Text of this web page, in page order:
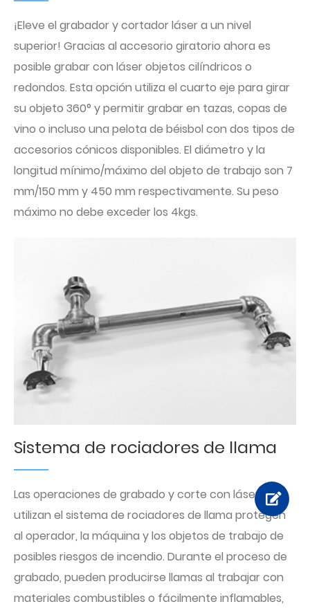
¡Eleve el grabador y cortador láser a un nivel
superior! Gracias al accesorio giratorio ahora es
posible grabar con láser objetos cilíndricos o
redondos. Esta opción utiliza el cuarto eje para girar
su objeto 360° y permitir grabar en tazas, copas de
vino o incluso una pelota de béisbol con dos tipos de
accesorios cónicos disponibles. El diámetro y la
longitud mínimo/máximo del objeto de trabajo son 7
mm/150 mm y 450 mm respectivamente. Su peso
máximo no debe exceder los 4kgs.
Sistema de rociadores de llama
Las operaciones de grabado y corte con láser que
utilizan el sistema de rociadores de llama protegen
al operador, la máquina y los objetos de trabajo de
posibles riesgos de incendio. Durante el proceso de
grabado, pueden producirse llamas al trabajar con
materiales combustibles o fácilmente inflamables,